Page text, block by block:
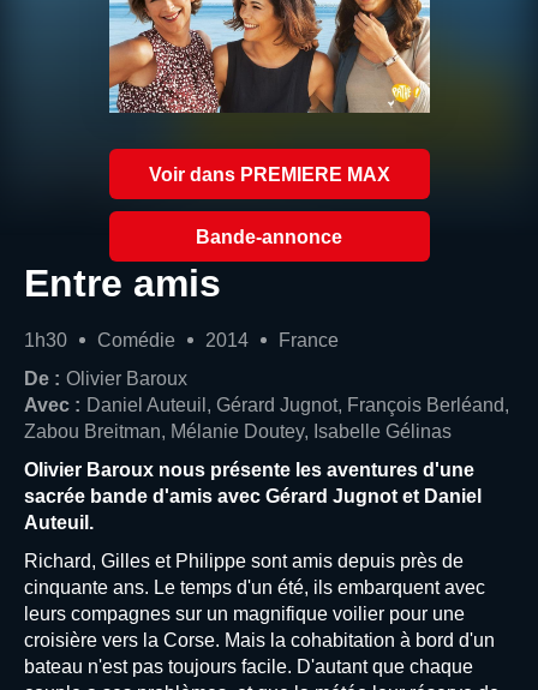
Voir dans PREMIERE MAX
Bande-annonce
Entre amis
1h30 Comédie 2014
France
De : Olivier Baroux
Avec : Daniel Auteuil, Gérard Jugnot, François Berléand,
Zabou Breitman, Mélanie Doutey, Isabelle Gélinas
Olivier Baroux nous présente les aventures d'une
sacrée bande d'amis avec Gérard Jugnot et Daniel
Auteuil.
Richard, Gilles et Philippe sont amis depuis près de
cinquante ans. Le temps d'un été, ils embarquent avec
leurs compagnes sur un magnifique voilier pour une
croisière vers la Corse. Mais la cohabitation à bord d'un
bateau n'est pas toujours facile. D'autant que chaque